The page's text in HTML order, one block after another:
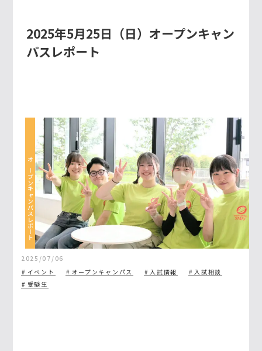
2025年5月25日（日）オープンキャン
パスレポート
オープンキャンパスレポート
2025/07/06
イベント
オープンキャンパス 入試情報
入試相談
受験生